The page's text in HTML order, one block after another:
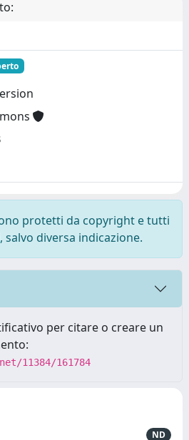
protetti da copyright e tutti
diversa indicazione.
per citare o creare un
11384/161784
ND